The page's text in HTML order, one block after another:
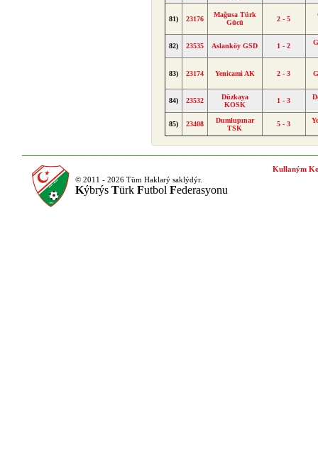
81) 23176
Mağusa Türk
Gücü
2 - 5
82) 23535 Aslanköy GSD 1 - 2
83) 23174 Yenicami AK 2 - 3
84) 23532
Düzkaya
KOSK
1 - 3
85) 23408
Dumlupınar
TSK
5 - 3
© 2011 - 2026 Tüm Haklarý saklýdýr.
Kýbrýs Türk Futbol Federasyonu
Kullaným